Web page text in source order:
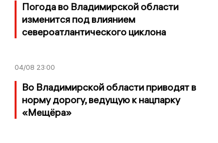
Погода во Владимирской области
изменится под влиянием
североатлантического циклона
04/08 23:00
Во Владимирской области приводят в
норму дорогу, ведущую к нацпарку
«Мещёра»